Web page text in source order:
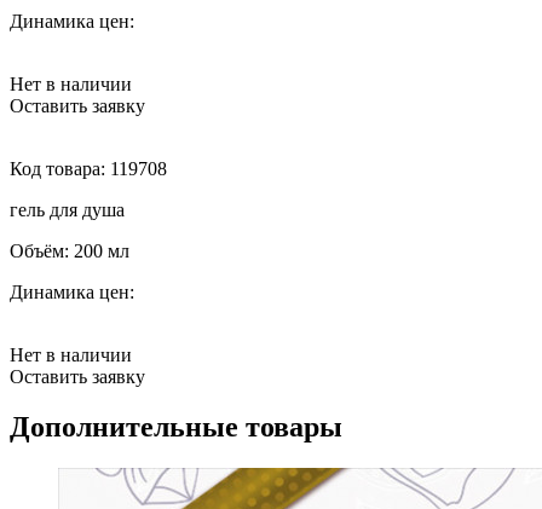
Динамика цен:
Нет в наличии
Оставить заявку
Код товара: 119708
гель для душа
Объём: 200 мл
Динамика цен:
Нет в наличии
Оставить заявку
Дополнительные товары